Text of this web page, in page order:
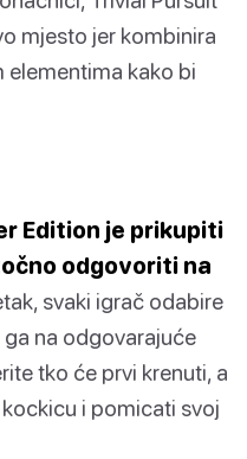
mjesto jer kombinira
elementima kako bi
Edition je prikupiti
odgovoriti na
svaki igrač odabire
na odgovarajuće
tko će prvi krenuti, a
i pomicati svoj